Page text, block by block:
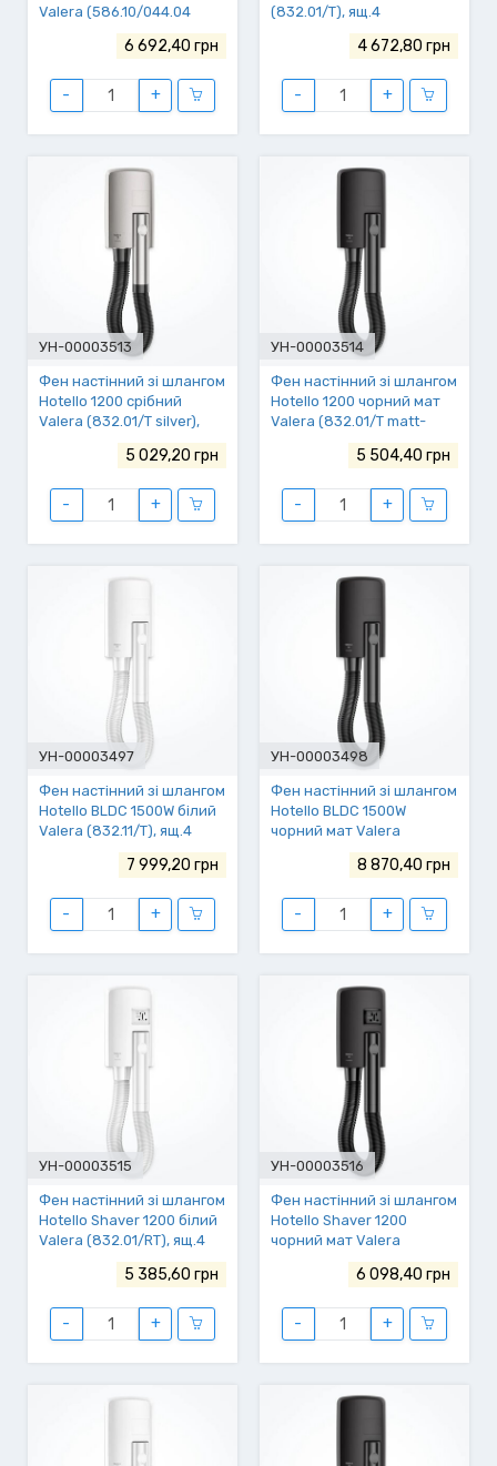
Valera (586.10/044.04
white), ящ.6
6 692,40 грн
- +
(832.01/T), ящ.4
4 672,80 грн
- +
УН-00003513
Фен настінний зі шлангом
Hotello 1200 срібний
Valera (832.01/T silver),
5 029,20 грн
- +
УН-00003514
Фен настінний зі шлангом
Hotello 1200 чорний мат
Valera (832.01/T matt-
black), ящ.4
5 504,40 грн
- +
УН-00003497
Фен настінний зі шлангом
Hotello BLDC 1500W білий
Valerа (832.11/T), ящ.4
7 999,20 грн
- +
УН-00003498
Фен настінний зі шлангом
Hotello BLDC 1500W
чорний мат Valera
(832.11/T matt-black), ящ.4
8 870,40 грн
- +
УН-00003515
Фен настінний зі шлангом
Hotello Shaver 1200 білий
Valera (832.01/RT), ящ.4
5 385,60 грн
- +
УН-00003516
Фен настінний зі шлангом
Hotello Shaver 1200
чорний мат Valera
(832.01/RT matt-black),
6 098,40 грн
- +